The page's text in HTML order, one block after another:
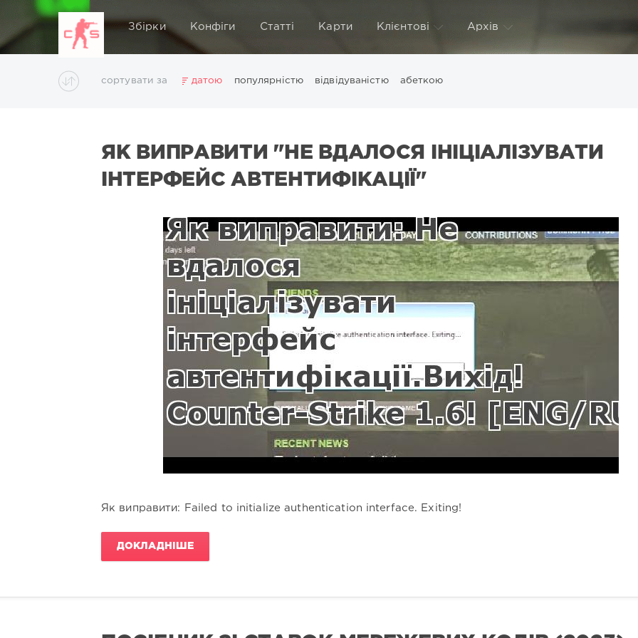
Збірки Конфіги Статті Карти Клієнтові Архів
сортувати за датою популярністю відвідуваністю абеткою
ЯК ВИПРАВИТИ "НЕ ВДАЛОСЯ ІНІЦІАЛІЗУВАТИ
ІНТЕРФЕЙС АВТЕНТИФІКАЦІЇ"
Як виправити: Failed to initialize authentication interface. Exiting!
ДОКЛАДНІШЕ